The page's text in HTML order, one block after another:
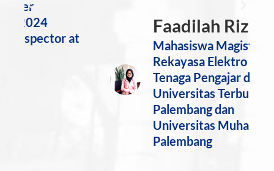
Faadilah Rizkaini
Mahasiswa Magister
Rekayasa Elektro 2024
Tenaga Pengajar di
Universitas Terbuka
Palembang dan
Universitas Muhammadiyah